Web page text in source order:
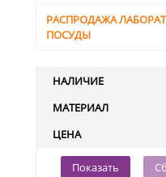
РАСПРОДАЖА
ПОСУДЫ
НАЛИЧИЕ
МАТЕРИАЛ
ЦЕНА
Показать